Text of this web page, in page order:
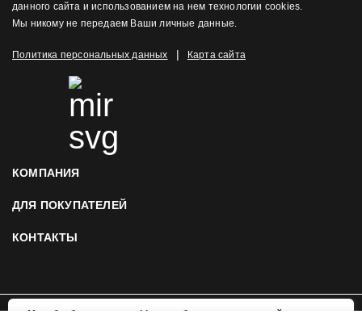
данного сайта и использованием на нем технологии cookies.
Мы никому не передаем Ваши личные данные.
Политика персональных данных | Карта сайта
КОМПАНИЯ
ДЛЯ ПОКУПАТЕЛЕЙ
КОНТАКТЫ